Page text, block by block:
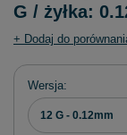
G / żyłka:
+ Dodaj do
Wersja
12 G - 0.12mm